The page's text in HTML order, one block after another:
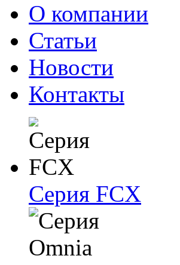
О компании
Статьи
Новости
Контакты
Серия FCX